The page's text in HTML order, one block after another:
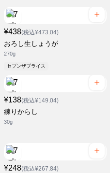
¥438(税込¥473.04)
おろし生しょうが
270g
セブンザプライス
¥138(税込¥149.04)
練りからし
30g
¥248(税込¥267.84)